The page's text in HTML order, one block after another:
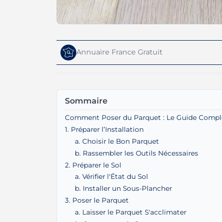
Annuaire France Gratuit
Sommaire
Comment Poser du Parquet : Le Guide
1. Préparer l’Installation
a. Choisir le Bon Parquet
b. Rassembler les Outils Nécessaires
2. Préparer le Sol
a. Vérifier l'État du Sol
b. Installer un Sous-Plancher
3. Poser le Parquet
a. Laisser le Parquet S'acclimater